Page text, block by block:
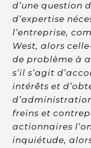
d’une question
d’expertise
l’entreprise,
West, alors
de problème à
s’il s’agit
intérêts et
freins et
actionnaires
inquiétude,